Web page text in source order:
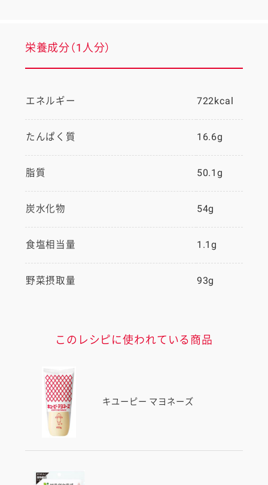
栄養成分（1人分）
エネルギー 722kcal
たんぱく質 16.6g
脂質 50.1g
炭水化物 54g
食塩相当量 1.1g
野菜摂取量 93g
このレシピに使われている商品
キユーピー マヨネーズ